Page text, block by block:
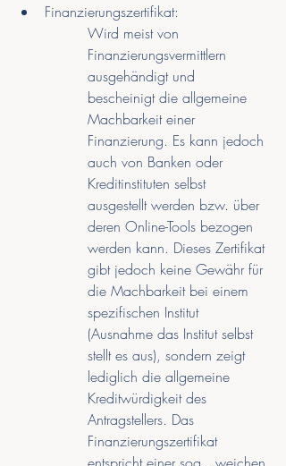
Finanzierungszertifikat:
Wird meist von
Finanzierungsvermittlern
ausgehändigt und
bescheinigt die allgemeine
Machbarkeit einer
Finanzierung. Es kann jedoch
auch von Banken oder
Kreditinstituten selbst
ausgestellt werden bzw. über
deren Online-Tools bezogen
werden kann. Dieses Zertifikat
gibt jedoch keine Gewähr für
die Machbarkeit bei einem
spezifischen Institut
(Ausnahme das Institut selbst
stellt es aus), sondern zeigt
lediglich die allgemeine
Kreditwürdigkeit des
Antragstellers. Das
Finanzierungszertifikat